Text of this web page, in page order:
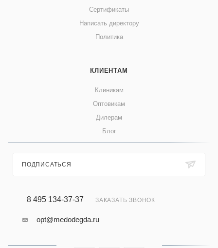
Сертификаты
Написать директору
Политика
КЛИЕНТАМ
Клиникам
Оптовикам
Дилерам
Блог
ПОДПИСАТЬСЯ
8 495 134-37-37 ЗАКАЗАТЬ ЗВОНОК
opt@medodegda.ru